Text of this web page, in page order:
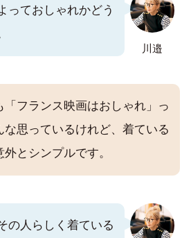
川邉
っておしゃれかどう
「フランス映画はおしゃれ」っ
な思っているけれど、着ている
外とシンプルです。
の人らしく着ている